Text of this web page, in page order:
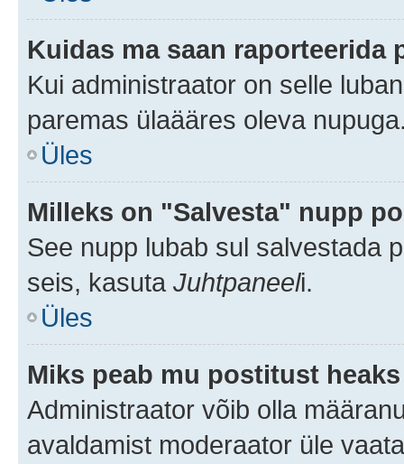
Kuidas ma saan raporteerida
Kui administraator on selle
paremas ülaääres oleva
Üles
Milleks on "Salvesta" nupp
See nupp lubab sul salvestada
seis, kasuta Juhtpaneeli.
Üles
Miks peab mu postitust
Administraator võib olla
avaldamist moderaator üle